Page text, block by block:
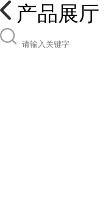
产品展厅